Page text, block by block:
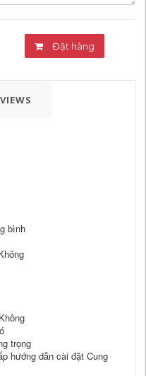
Đặt hàng
bình
trọng
hướng dẫn cài đặt Cung